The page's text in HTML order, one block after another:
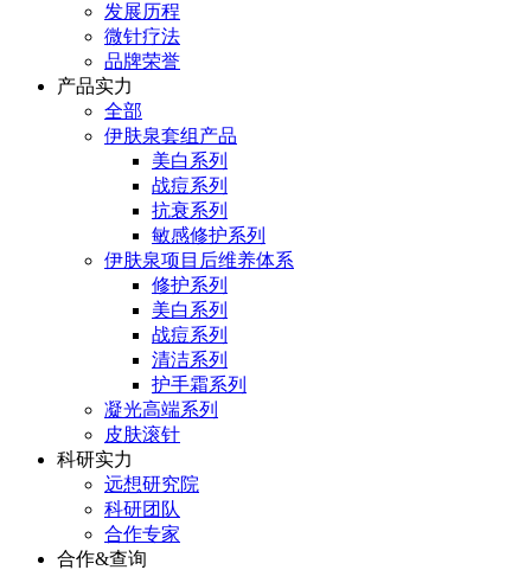
发展历程
微针疗法
品牌荣誉
产品实力
全部
伊肤泉套组产品
美白系列
战痘系列
抗衰系列
敏感修护系列
伊肤泉项目后维养体系
修护系列
美白系列
战痘系列
清洁系列
护手霜系列
凝光高端系列
皮肤滚针
科研实力
远想研究院
科研团队
合作专家
合作&查询